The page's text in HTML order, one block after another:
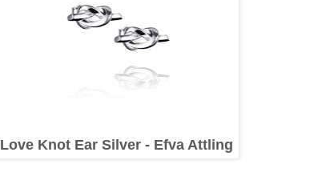
Love Knot Ear Silver - Efva Attling